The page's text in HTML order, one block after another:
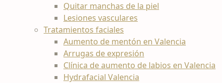
Quitar manchas de la piel
Lesiones vasculares
Tratamientos faciales
Aumento de mentón en Valencia
Arrugas de expresión
Clínica de aumento de labios en Valencia
Hydrafacial Valencia